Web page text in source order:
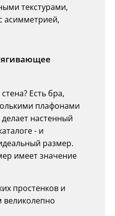
текстурами,
асимметрией,
Есть бра,
плафонами
настенный
- и
размер.
имеет значение
простенков и
великолепно